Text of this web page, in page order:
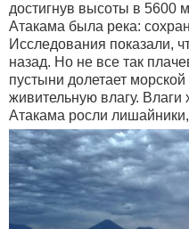
достигнув высоты в 5600
Атакама была река:
Исследования показали,
назад. Но не все так
пустыни долетает
живительную влагу. Влаги
Атакама росли